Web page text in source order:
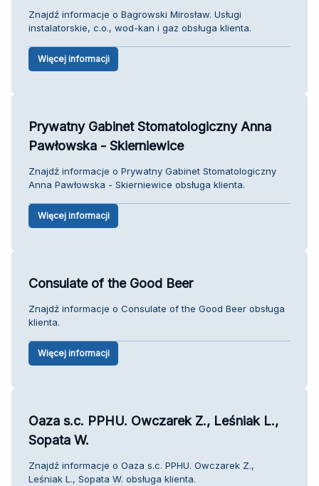
Znajdź informacje o Bagrowski Mirosław. Usługi
instalatorskie, c.o., wod-kan i gaz obsługa klienta.
Więcej informacji
Prywatny Gabinet Stomatologiczny Anna
Pawłowska - Skierniewice
Znajdź informacje o Prywatny Gabinet Stomatologiczny
Anna Pawłowska - Skierniewice obsługa klienta.
Więcej informacji
Consulate of the Good Beer
Znajdź informacje o Consulate of the Good Beer obsługa
klienta.
Więcej informacji
Oaza s.c. PPHU. Owczarek Z., Leśniak L.,
Sopata W.
Znajdź informacje o Oaza s.c. PPHU. Owczarek Z.,
Leśniak L., Sopata W. obsługa klienta.